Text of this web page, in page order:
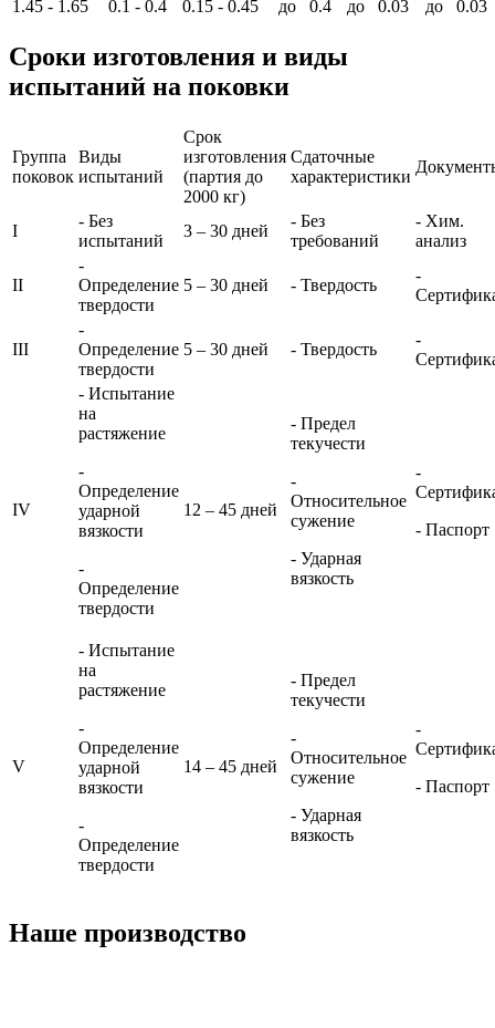
1.45 - 1.65 0.1 - 0.4 0.15 - 0.45 до 0.4 до 0.03 до 0.03
Сроки изготовления и виды
испытаний на поковки
Группа
поковок
Виды
испытаний
Срок
изготовления
(партия до
2000 кг)
Сдаточные
характеристики
I
- Без
испытаний
3 – 30 дней
- Без
требований
- Хим.
анализ
II
-
Определение
твердости
5 – 30 дней - Твердость
-
III
-
Определение
твердости
5 – 30 дней - Твердость
-
IV
- Испытание
на
растяжение
-
Определение
ударной
вязкости
-
Определение
твердости
12 – 45 дней
- Предел
текучести
-
Относительное
сужение
- Ударная
вязкость
-
- Паспорт
V
- Испытание
на
растяжение
-
Определение
ударной
вязкости
-
Определение
твердости
14 – 45 дней
- Предел
текучести
-
Относительное
сужение
- Ударная
вязкость
-
- Паспорт
Наше производство